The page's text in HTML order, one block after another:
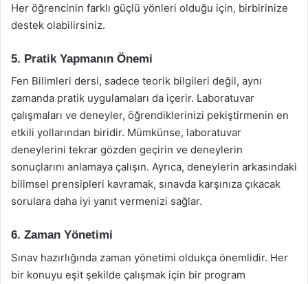
Her öğrencinin farklı güçlü yönleri olduğu için, birbirinize
destek olabilirsiniz.
5. Pratik Yapmanın Önemi
Fen Bilimleri dersi, sadece teorik bilgileri değil, aynı
zamanda pratik uygulamaları da içerir. Laboratuvar
çalışmaları ve deneyler, öğrendiklerinizi pekiştirmenin en
etkili yollarından biridir. Mümkünse, laboratuvar
deneylerini tekrar gözden geçirin ve deneylerin
sonuçlarını anlamaya çalışın. Ayrıca, deneylerin arkasındaki
bilimsel prensipleri kavramak, sınavda karşınıza çıkacak
sorulara daha iyi yanıt vermenizi sağlar.
6. Zaman Yönetimi
Sınav hazırlığında zaman yönetimi oldukça önemlidir. Her
bir konuyu eşit şekilde çalışmak için bir program